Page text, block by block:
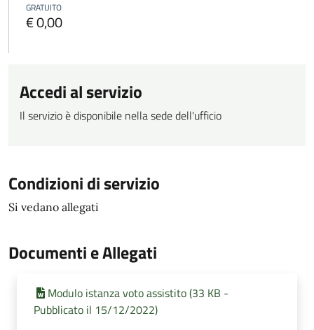
GRATUITO
€ 0,00
Accedi al servizio
Il servizio è disponibile nella sede dell'ufficio
Condizioni di servizio
Si vedano allegati
Documenti e Allegati
Modulo istanza voto assistito (33 KB -
Pubblicato il 15/12/2022)